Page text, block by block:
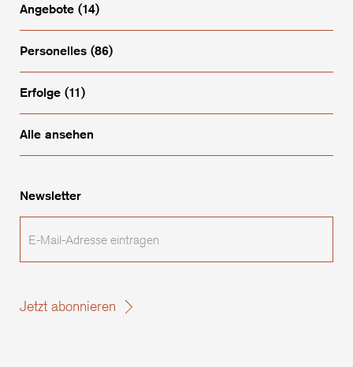
Angebote (14)
Personelles (86)
Erfolge (11)
Alle ansehen
Newsletter
Mail-
Adresse
Jetzt abonnieren